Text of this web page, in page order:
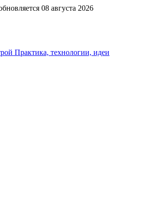
08 августа 2026
Практика, технологии, идеи